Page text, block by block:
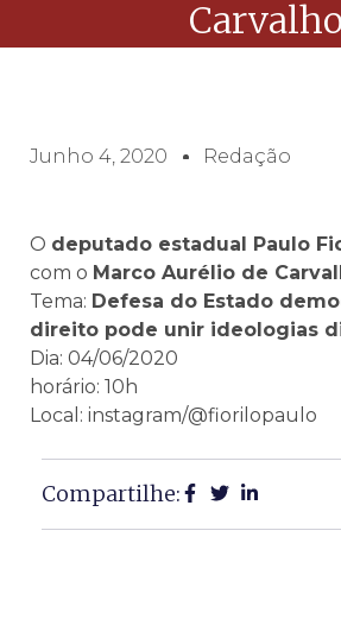
Carvalho
Junho 4, 2020 Redação
O deputado estadual Paulo
com o Marco Aurélio de
Tema: Defesa do Estado
direito pode unir ideologias
Dia: 04/06/2020
horário: 10h
Local: instagram/@fiorilopaulo
Compartilhe: